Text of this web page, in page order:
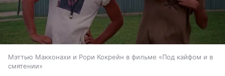
Мэттью Макконахи и Рори Кокрейн в фильме «Под кайфом и в
смятении»